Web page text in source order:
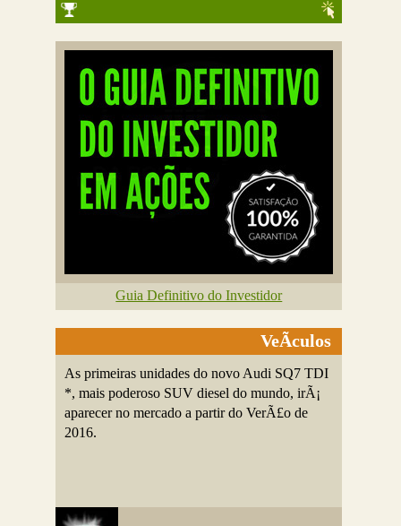
Guia Definitivo do Investidor
VeÃ­culos
As primeiras unidades do novo Audi SQ7 TDI
*, mais poderoso SUV diesel do mundo, irÃ¡
aparecer no mercado a partir do VerÃ£o de
2016.